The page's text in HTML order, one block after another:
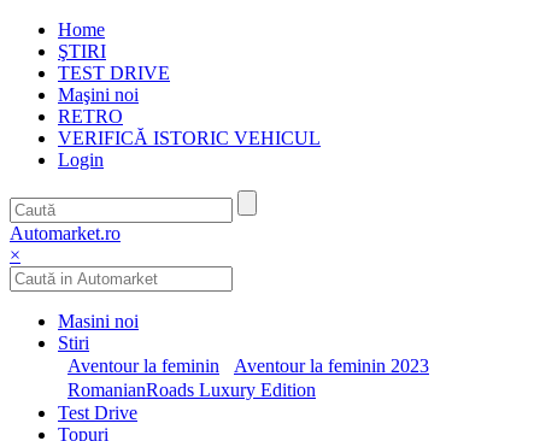
Home
ŞTIRI
TEST DRIVE
Maşini noi
RETRO
VERIFICĂ ISTORIC VEHICUL
Login
Automarket.ro
×
Masini noi
Stiri
Aventour la feminin
Aventour la feminin 2023
RomanianRoads Luxury Edition
Test Drive
Topuri